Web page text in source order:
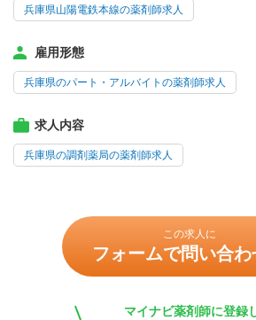
兵庫県山陽電鉄本線の薬剤師求人
雇用形態
兵庫県のパート・アルバイトの薬剤師求人
求人内容
兵庫県の調剤薬局の薬剤師求人
この求人に
フォームで問い合わ
マイナビ薬剤師に登録